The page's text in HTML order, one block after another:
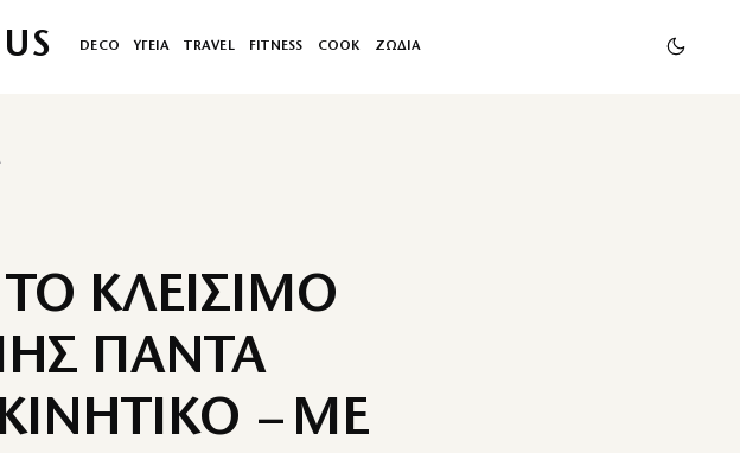
DECO ΥΓΕΙΑ TRAVEL FITNESS COOK ΖΩΔΙΑ
ΤΟ ΚΛΕΙΣΙΜΟ
ΠΑΝΤΑ
– ΜΕ